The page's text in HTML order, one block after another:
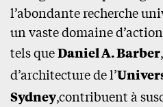
l’abondante recherche
un vaste domaine
tels queDaniel A. Barber
d’architecture de l’
Sydney,contribuent à